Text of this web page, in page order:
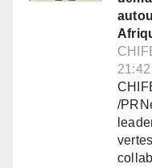
21:42
/